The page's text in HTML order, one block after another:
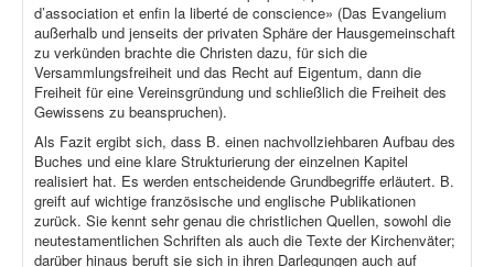
d’association et enfin la liberté de conscience» (Das Evangelium
außerhalb und jenseits der privaten Sphäre der Hausgemeinschaft
zu verkünden brachte die Christen dazu, für sich die
Versammlungsfreiheit und das Recht auf Eigentum, dann die
Freiheit für eine Vereinsgründung und schließlich die Freiheit des
Gewissens zu beanspruchen).
Als Fazit ergibt sich, dass B. einen nachvollziehbaren Aufbau des
Buches und eine klare Strukturierung der einzelnen Kapitel
realisiert hat. Es werden entscheidende Grundbegriffe erläutert. B.
greift auf wichtige französische und englische Publikationen
zurück. Sie kennt sehr genau die christlichen Quellen, sowohl die
neutestamentlichen Schriften als auch die Texte der Kirchenväter;
darüber hinaus beruft sie sich in ihren Darlegungen auch auf